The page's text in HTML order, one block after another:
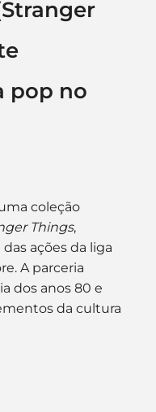
pop no
coleção
Things,
ações da liga
A parceria
dos anos 80 e
da cultura